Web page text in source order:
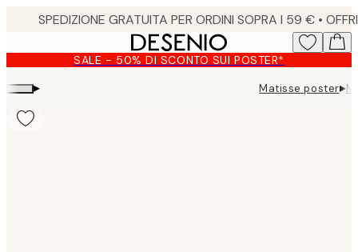
content.
SALE - 50% DI SCONTO SUI POSTER*
▸ Matisse poster▸